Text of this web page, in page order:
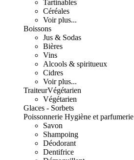
Tartinables
Céréales
Voir plus...
Boissons
Jus & Sodas
Bières
Vins
Alcools & spiritueux
Cidres
Voir plus...
TraiteurVégétarien
Végétarien
Glaces - Sorbets
Poissonnerie Hygiène et parfumerie
Savon
Shampoing
Déodorant
Dentifrice